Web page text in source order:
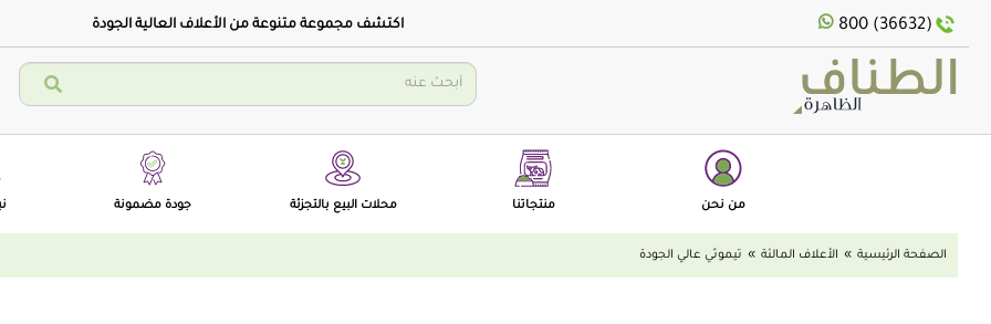
800 (36632) اكتشف مجموعة متنوعة من الأعلاف العالية الجودة
من نحن منتجاتنا محلات البيع بالتجزئة جودة مضمونة
الصفحة الرئيسية الأعلاف المالئة تيموثي عالي الجودة